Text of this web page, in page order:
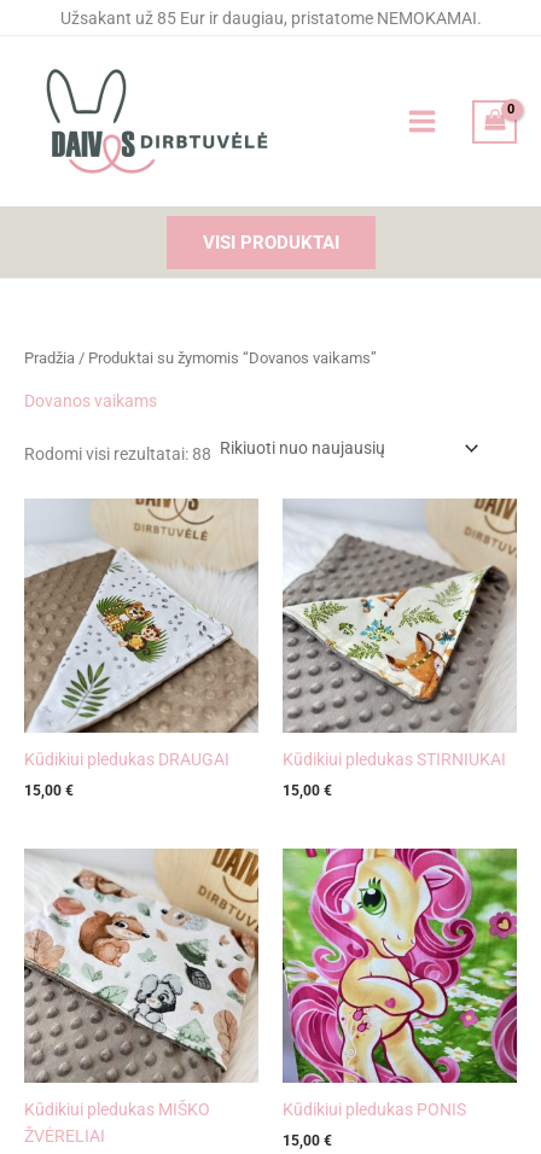
Užsakant už 85 Eur ir daugiau, pristatome NEMOKAMAI.
VISI PRODUKTAI
Pradžia / Produktai su žymomis “Dovanos vaikams”
Dovanos vaikams
Rodomi visi rezultatai: 88
pagal
Kūdikiui pledukas DRAUGAI
15,00 €
Kūdikiui pledukas STIRNIUKAI
15,00 €
Kūdikiui pledukas MIŠKO
ŽVĖRELIAI
Kūdikiui pledukas PONIS
15,00 €